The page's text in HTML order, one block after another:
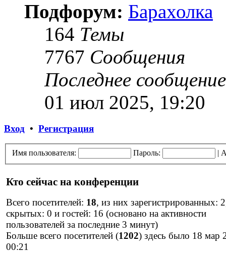
Подфорум: Барахолка
164 Темы
7767 Сообщения
Последнее сообщение
01 июл 2025, 19:20
Вход • Регистрация
Имя пользователя: Пароль: |
Кто сейчас на конференции
Всего посетителей: 18, из них зарегистрированных:
скрытых: 0 и гостей: 16 (основано на активности
пользователей за последние 3 минут)
Больше всего посетителей (1202) здесь было 18 мар
00:21